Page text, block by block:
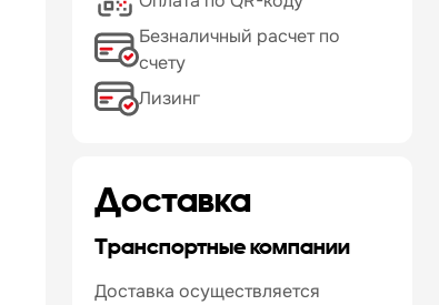
Безналичный расчет по
счету
Лизинг
Доставка
Транспортные компании
Доставка осуществляется